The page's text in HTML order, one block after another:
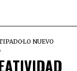
·LO NUEVO